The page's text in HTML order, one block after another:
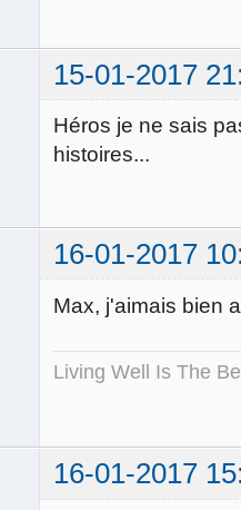
15-01-2017
Héros je ne sais
histoires...
16-01-2017
Max, j'aimais bien
Living Well Is The
16-01-2017